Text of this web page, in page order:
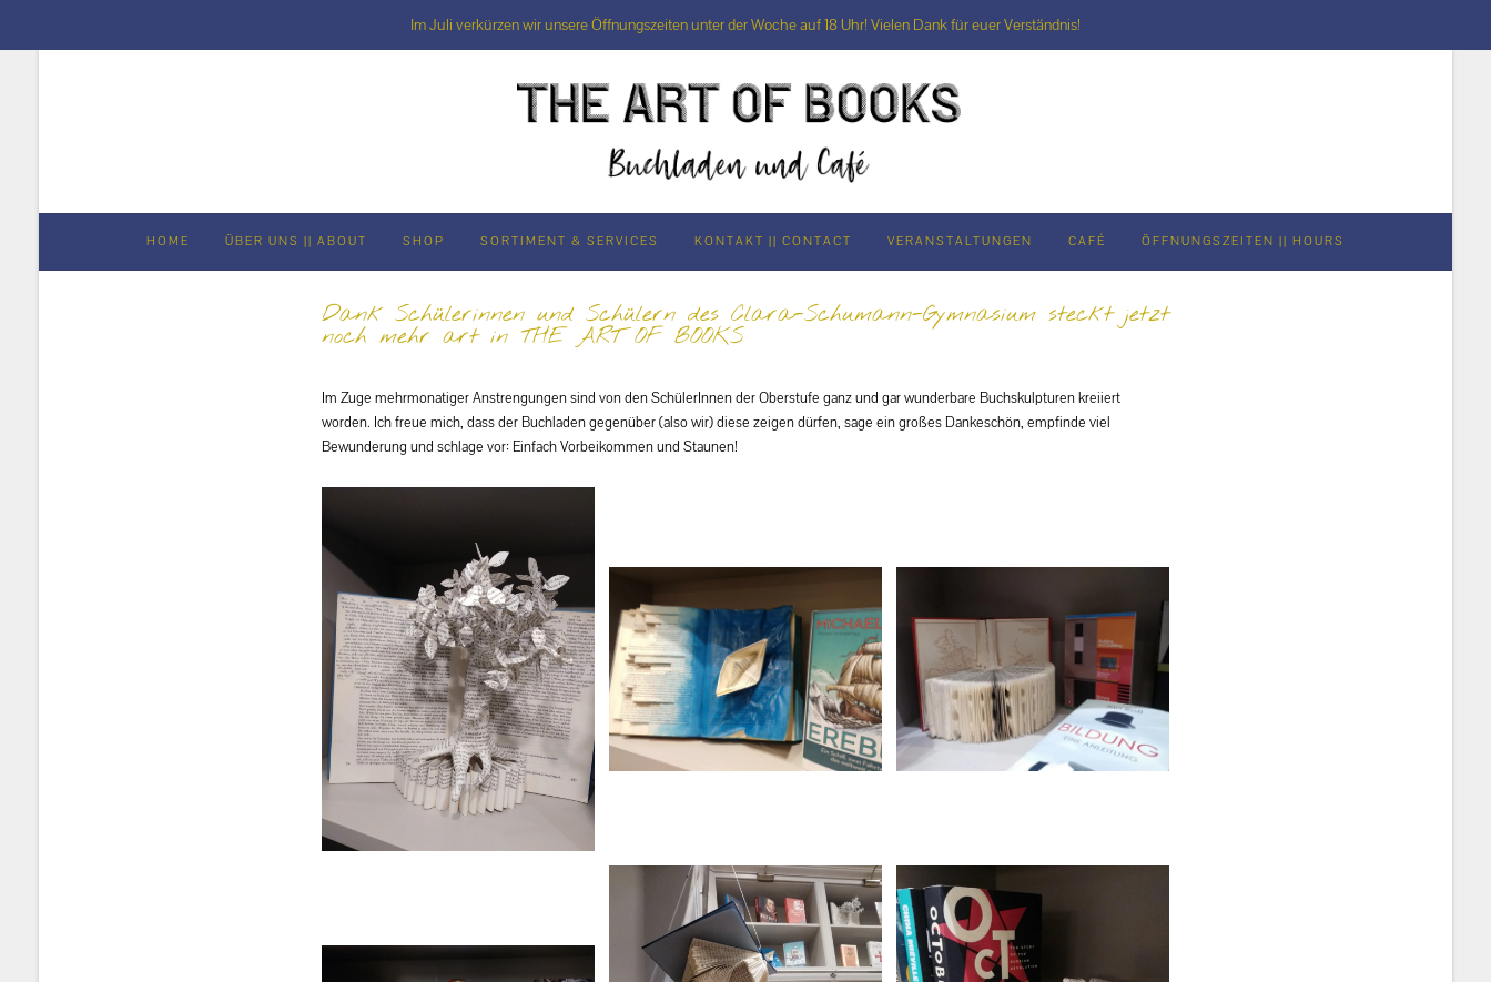
Im Juli verkürzen wir unsere Öffnungszeiten unter der Woche auf 18 Uhr! Vielen Dank für euer Verständnis!
HOME ÜBER UNS || ABOUT SHOP SORTIMENT & SERVICES KONTAKT || CONTACT VERANSTALTUNGEN CAFÉ ÖFFNUNGSZEITEN || HOURS
Dank Schülerinnen und Schülern des Clara-Schumann-Gymnasium steckt jetzt
noch mehr art in THE ART OF BOOKS
Im Zuge mehrmonatiger Anstrengungen sind von den SchülerInnen der Oberstufe ganz und gar wunderbare Buchskulpturen kreiiert
worden. Ich freue mich, dass der Buchladen gegenüber (also wir) diese zeigen dürfen, sage ein großes Dankeschön, empfinde viel
Bewunderung und schlage vor: Einfach Vorbeikommen und Staunen!